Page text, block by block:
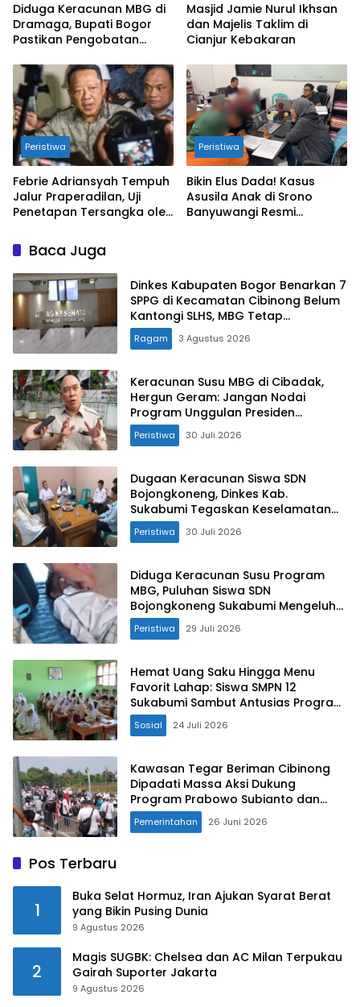
Diduga Keracunan MBG di
Dramaga, Bupati Bogor
Pastikan Pengobatan
Masjid Jamie Nurul Ikhsan
dan Majelis Taklim di
Cianjur Kebakaran
Peristiwa
Febrie Adriansyah Tempuh
Jalur Praperadilan, Uji
Penetapan Tersangka oleh
Peristiwa
Bikin Elus Dada! Kasus
Asusila Anak di Srono
Banyuwangi Resmi
Baca Juga
Dinkes Kabupaten Bogor Benarkan 7
SPPG di Kecamatan Cibinong Belum
Kantongi SLHS, MBG Tetap
Disalurkan
Ragam 3 Agustus 2026
Keracunan Susu MBG di Cibadak,
Hergun Geram: Jangan Nodai
Program Unggulan Presiden
Prabowo!
Peristiwa 30 Juli 2026
Dugaan Keracunan Siswa SDN
Bojongkoneng, Dinkes Kab.
Sukabumi Tegaskan Keselamatan
Anak dan Evaluasi Ketat Dapur
Nazran SPPG Cibadak 02
Peristiwa 30 Juli 2026
Diduga Keracunan Susu Program
MBG, Puluhan Siswa SDN
Bojongkoneng Sukabumi Mengeluh
Mual
Peristiwa 29 Juli 2026
Hemat Uang Saku Hingga Menu
Favorit Lahap: Siswa SMPN 12
Sukabumi Sambut Antusias Program
MBG Prabowo
Sosial 24 Juli 2026
Kawasan Tegar Beriman Cibinong
Dipadati Massa Aksi Dukung
Program Prabowo Subianto dan
Lanjutkan Program MBG
Pemerintahan 26 Juni 2026
Pos Terbaru
1
Buka Selat Hormuz, Iran Ajukan Syarat Berat
yang Bikin Pusing Dunia
9 Agustus 2026
2
Magis SUGBK: Chelsea dan AC Milan Terpukau
Gairah Suporter Jakarta
9 Agustus 2026